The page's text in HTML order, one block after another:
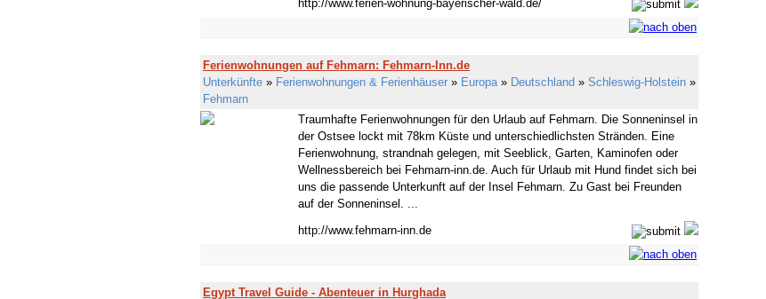
http://www.ferien-wohnung-bayerischer-wald.de/
Ferienwohnungen auf Fehmarn: Fehmarn-Inn.de
Unterkünfte » Ferienwohnungen & Ferienhäuser » Europa» Deutschland » Schleswig-Holstein »
Fehmarn
Traumhafte Ferienwohnungen für den Urlaub auf Fehmarn. Die Sonneninsel in
der Ostsee lockt mit 78km Küste und unterschiedlichsten Stränden. Eine
Ferienwohnung, strandnah gelegen, mit Seeblick, Garten, Kaminofen oder
Wellnessbereich bei Fehmarn-inn.de. Auch für Urlaub mit Hund findet sich bei
uns die passende Unterkunft auf der Insel Fehmarn. Zu Gast bei Freunden
auf der Sonneninsel. ...
http://www.fehmarn-inn.de
Egypt Travel Guide - Abenteuer in Hurghada